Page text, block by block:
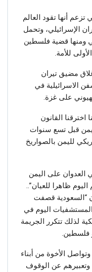
أنها تقود العالم
الإسرائيلي، وتحمل
ومنها قضية فلسطين
للأمة.
مضيق تيران
الاسرائيلية في
على غزة.
القانون
قبل تسع سنوات
لليمن بالصواريخ
العدوان على اليمن
ظاهرا للعيان”..
“السعودية قصفت
اليوم في
لذلك تتكرر الجريمة
فلسطين.
الأخوة من أبناء
وتعبيرهم عن الوقوف